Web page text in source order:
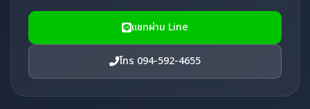
แชทผ่าน Line
โทร 094-592-4655